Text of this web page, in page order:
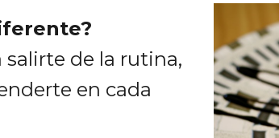
salirte de la rutina,
en cada